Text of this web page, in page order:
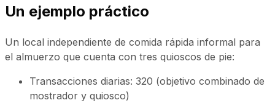
Un ejemplo práctico
Un local independiente de comida rápida informal para
el almuerzo que cuenta con tres quioscos de pie:
Transacciones diarias: 320 (objetivo combinado de
mostrador y quiosco)